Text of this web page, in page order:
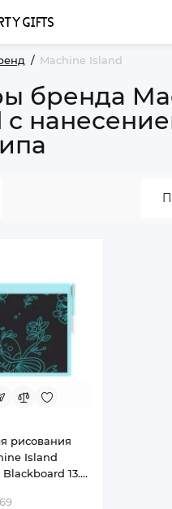
Machine Island
бренда
с
рисования
Island
13.5"